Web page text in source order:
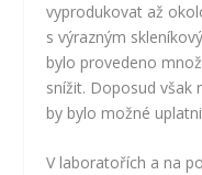
vyprodukovat až
s výrazným
bylo provedeno
snížit. Doposud však
by bylo možné
V laboratořích a na